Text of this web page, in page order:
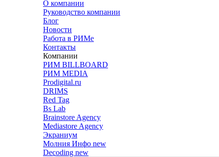
О компании
Руководство компании
Блог
Новости
Работа в РИМе
Контакты
Компании
РИМ BILLBOARD
РИМ MEDIA
Prodigital.ru
DRIMS
Red Tag
Bs Lab
Brainstore Agency
Mediastore Agency
Экраниум
Молния Инфо new
Decoding new